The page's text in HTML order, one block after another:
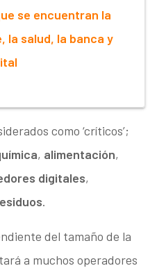
se encuentran la
la salud, la banca y
como ‘críticos’;
, alimentación,
digitales,
.
del tamaño de la
a muchos operadores